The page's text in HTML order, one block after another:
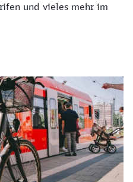
und vieles mehr im